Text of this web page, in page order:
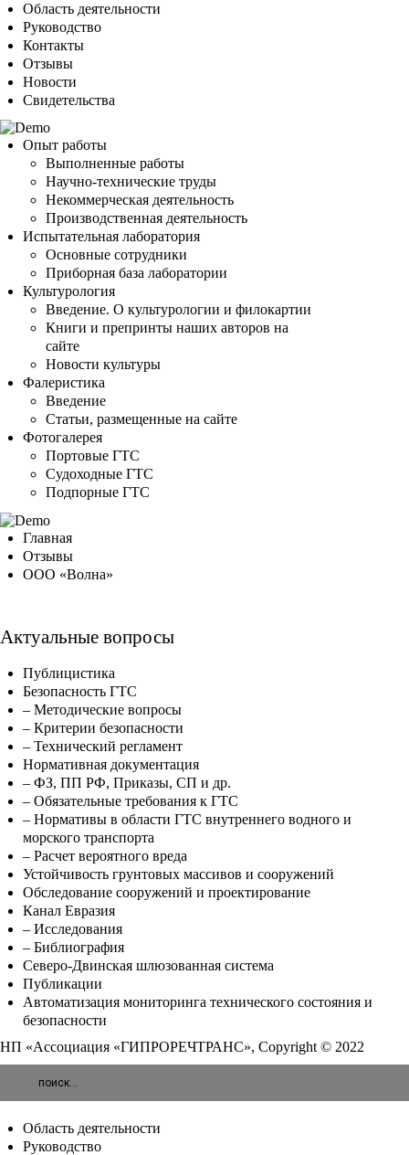
Область деятельности
Руководство
Контакты
Отзывы
Новости
Свидетельства
Опыт работы
Выполненные работы
Научно-технические труды
Некоммерческая деятельность
Производственная деятельность
Испытательная лаборатория
Основные сотрудники
Приборная база лаборатории
Культурология
Введение. О культурологии и филокартии
Книги и препринты наших авторов на
сайте
Новости культуры
Фалеристика
Введение
Статьи, размещенные на сайте
Фотогалерея
Портовые ГТС
Судоходные ГТС
Подпорные ГТС
Главная
Отзывы
ООО «Волна»
Актуальные вопросы
Публицистика
Безопасность ГТС
– Методические вопросы
– Критерии безопасности
– Технический регламент
Нормативная документация
– ФЗ, ПП РФ, Приказы, СП и др.
– Обязательные требования к ГТС
– Нормативы в области ГТС внутреннего водного и
морского транспорта
– Расчет вероятного вреда
Устойчивость грунтовых массивов и сооружений
Обследование сооружений и проектирование
Канал Евразия
– Исследования
– Библиография
Северо-Двинская шлюзованная система
Публикации
Автоматизация мониторинга технического состояния и
безопасности
НП «Ассоциация «ГИПРОРЕЧТРАНС», Copyright © 2022
Область деятельности
Руководство